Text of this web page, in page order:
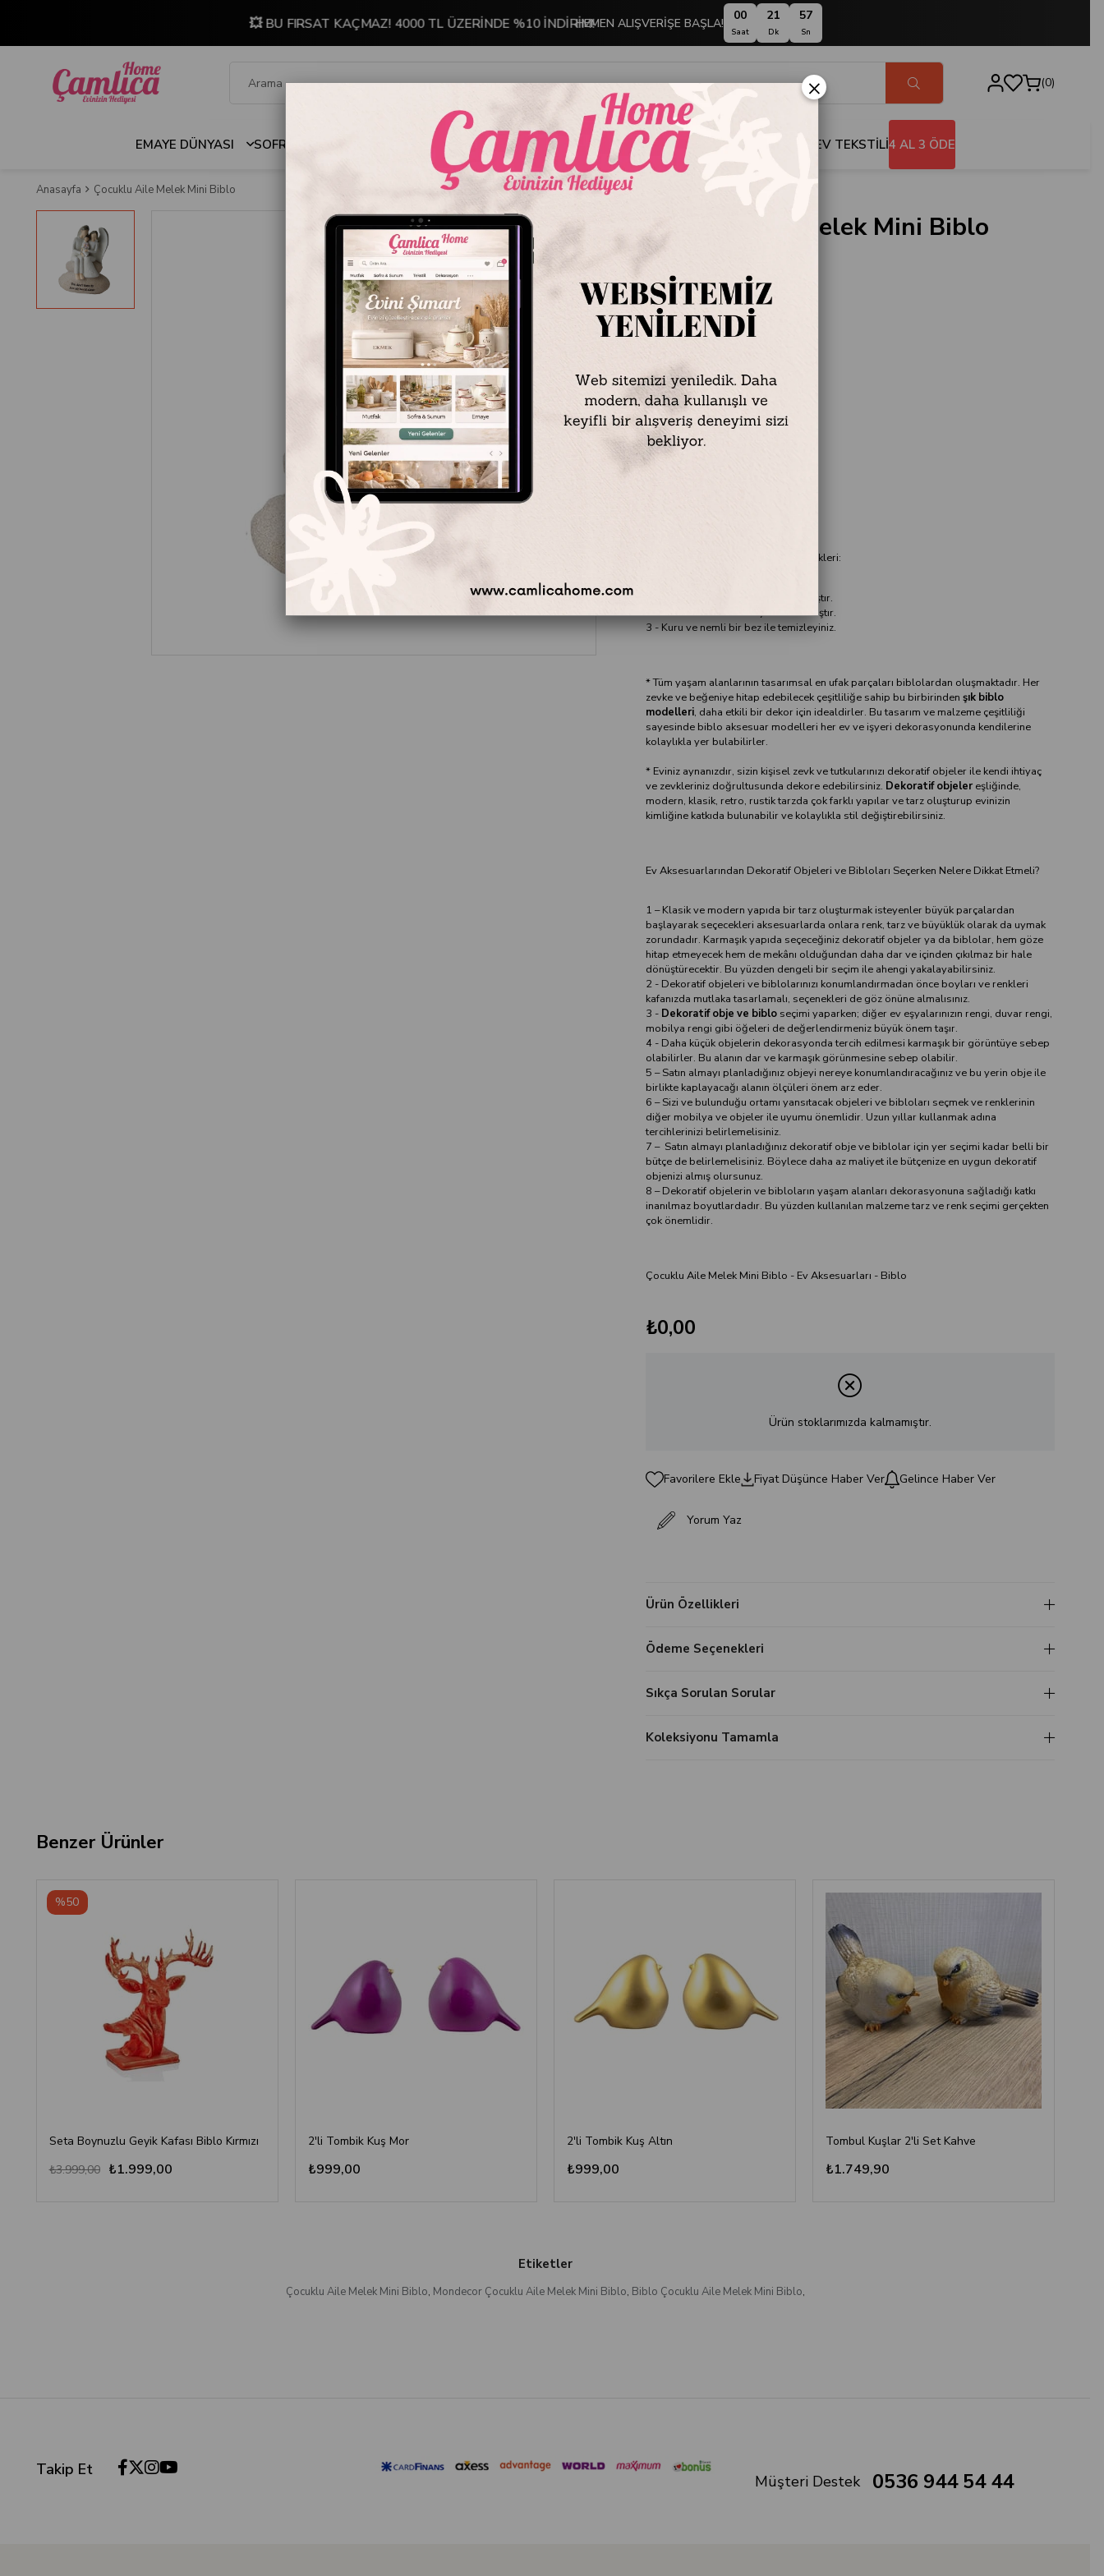
💥 BU FIRSAT KAÇMAZ! 4000 TL ÜZERİNDE %10 İNDİRİM!HEMEN ALIŞVERİŞE BAŞLA! 00
Saat
21
Dk
56
Sn
0
EMAYE DÜNYASI SOFRA & MUTFAK İNDİRİMLİ ÜRÜNLER DEKORASYON TABLO KOLEKSİYONU EV TEKSTİLİ4 AL 3 ÖDE
Anasayfa Çocuklu Aile Melek Mini Biblo
Çocuklu Aile Melek Mini Biblo
Stok Kodu
Marka:Mondecor
Çocuklu Aile Melek Mini Biblo
Materyal: Polyester
Renk: Krem
Ölçü:
En: 4 cm
Çocuklu Aile Melek Mini Biblo Özellikleri:
1- Birinci sınıf polyesterden yapılmıştır.
2 - Birinci sınıf akrilik boya kullanılmıştır.
3 - Kuru ve nemli bir bez ile temizleyiniz.
* Tüm yaşam alanlarının tasarımsal en ufak parçaları biblolardan oluşmaktadır. Her
zevke ve beğeniye hitap edebilecek çeşitliliğe sahip bu birbirinden şık biblo
modelleri, daha etkili bir dekor için idealdirler. Bu tasarım ve malzeme çeşitliliği
sayesinde biblo aksesuar modelleri her ev ve işyeri dekorasyonunda kendilerine
kolaylıkla yer bulabilirler.
* Eviniz aynanızdır, sizin kişisel zevk ve tutkularınızı dekoratif objeler ile kendi ihtiyaç
ve zevkleriniz doğrultusunda dekore edebilirsiniz. Dekoratif objelereşliğinde,
modern, klasik, retro, rustik tarzda çok farklı yapılar ve tarz oluşturup evinizin
kimliğine katkıda bulunabilir ve kolaylıkla stil değiştirebilirsiniz.
Ev Aksesuarlarından Dekoratif Objeleri ve Bibloları Seçerken Nelere Dikkat Etmeli?
1 – Klasik ve modern yapıda bir tarz oluşturmak isteyenler büyük parçalardan
başlayarak seçecekleri aksesuarlarda onlara renk, tarz ve büyüklük olarak da uymak
zorundadır. Karmaşık yapıda seçeceğiniz dekoratif objeler ya da biblolar, hem göze
hitap etmeyecek hem de mekânı olduğundan daha dar ve içinden çıkılmaz bir hale
dönüştürecektir. Bu yüzden dengeli bir seçim ile ahengi yakalayabilirsiniz.
2 - Dekoratif objeleri ve biblolarınızı konumlandırmadan önce boyları ve renkleri
kafanızda mutlaka tasarlamalı, seçenekleri de göz önüne almalısınız.
3 - Dekoratif obje ve bibloseçimi yaparken; diğer ev eşyalarınızın rengi, duvar rengi,
mobilya rengi gibi öğeleri de değerlendirmeniz büyük önem taşır.
4 - Daha küçük objelerin dekorasyonda tercih edilmesi karmaşık bir görüntüye sebep
olabilirler. Bu alanın dar ve karmaşık görünmesine sebep olabilir.
5 – Satın almayı planladığınız objeyi nereye konumlandıracağınız ve bu yerin obje ile
birlikte kaplayacağı alanın ölçüleri önem arz eder.
6 – Sizi ve bulunduğu ortamı yansıtacak objeleri ve bibloları seçmek ve renklerinin
diğer mobilya ve objeler ile uyumu önemlidir. Uzun yıllar kullanmak adına
tercihlerinizi belirlemelisiniz.
7 – Satın almayı planladığınız dekoratif obje ve biblolar için yer seçimi kadar belli bir
bütçe de belirlemelisiniz. Böylece daha az maliyet ile bütçenize en uygun dekoratif
objenizi almış olursunuz.
8 – Dekoratif objelerin ve bibloların yaşam alanları dekorasyonuna sağladığı katkı
inanılmaz boyutlardadır. Bu yüzden kullanılan malzeme tarz ve renk seçimi gerçekten
çok önemlidir.
Çocuklu Aile Melek Mini Biblo - Ev Aksesuarları - Biblo
₺0,00
Ürün stoklarımızda kalmamıştır.
Favorilere Ekle Fiyat Düşünce Haber Ver Gelince Haber Ver
Yorum Yaz
Ürün Özellikleri
Ödeme Seçenekleri
Sıkça Sorulan Sorular
Koleksiyonu Tamamla
Benzer Ürünler
Seta Boynuzlu Geyik Kafası Biblo Kırmızı
₺1.999,00
₺3.999,00
%50
2'li Tombik Kuş Mor
₺999,00
2'li Tombik Kuş Altın
₺999,00
Tombul Kuşlar 2'li Set Kahve
₺1.749,90
Etiketler
Çocuklu Aile Melek Mini Biblo, Mondecor Çocuklu Aile Melek Mini Biblo, Biblo Çocuklu Aile Melek Mini Biblo,
Takip Et
Müşteri Destek 0536 944 54 44
×